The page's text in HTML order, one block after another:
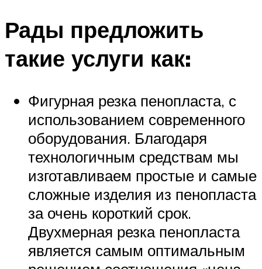
Рады предложить
такие услуги как:
Фигурная резка пенопласта, с
использованием современного
оборудования. Благодаря
технологичным средствам мы
изготавливаем простые и самые
сложные изделия из пенопласта
за очень короткий срок.
Двухмерная резка пенопласта
является самым оптимальным